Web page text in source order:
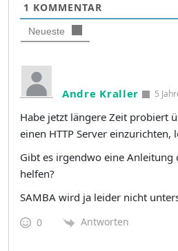
1 KOMMENTAR
Neueste
Andre Kraller 5
Habe jetzt längere Zeit probiert
einen HTTP Server einzurichten,
Gibt es irgendwo eine Anleitung
helfen?
SAMBA wird ja leider nicht
0 Antworten